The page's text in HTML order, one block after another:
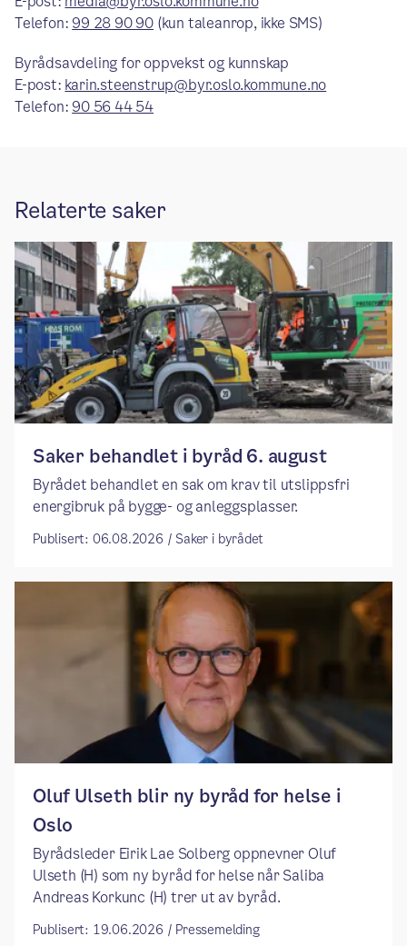
Telefon: 99 28 90 90 (kun taleanrop, ikke SMS)
Byrådsavdeling for oppvekst og kunnskap
E-post: karin.steenstrup@byr.oslo.kommune.no
Telefon: 90 56 44 54
Relaterte saker
Saker behandlet i byråd 6. august
Byrådet behandlet en sak om krav til utslippsfri
energibruk på bygge- og anleggsplasser.
Publisert: 06.08.2026 / Saker i byrådet
​​Oluf Ulseth blir ny byråd for helse i
Oslo ​
​​Byrådsleder Eirik Lae Solberg oppnevner Oluf
Ulseth (H) som ny byråd for helse når Saliba
Andreas Korkunc (H) trer ut av byråd. ​
Publisert: 19.06.2026 / Pressemelding